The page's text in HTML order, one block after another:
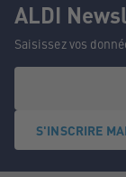
ALDI
Saisissez vos
S'INSCRIRE